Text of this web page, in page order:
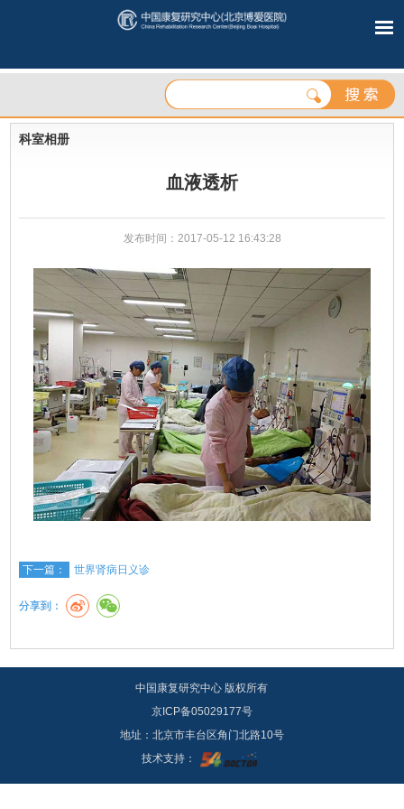
科室相册
血液透析
发布时间：2017-05-12 16:43:28
下一篇： 世界肾病日义诊
分享到：
中国康复研究中心 版权所有
京ICP备05029177号
地址：北京市丰台区角门北路10号
技术支持：